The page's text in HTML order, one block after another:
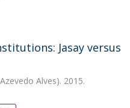
Jasay versus
Alves). 2015.